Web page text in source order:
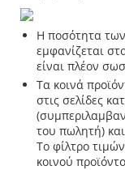
Η ποσότητα
εμφανίζεται
είναι πλέον
Τα κοινά
στις σελίδες
του πωλητή)
Το φίλτρο
κοινού